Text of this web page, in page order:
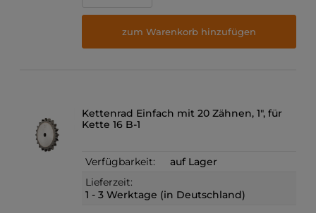
zum Warenkorb hinzufügen
Kettenrad Einfach mit 20 Zähnen, 1", für
Kette 16 B-1
Verfügbarkeit:
auf Lager
Lieferzeit:
1 - 3 Werktage (in Deutschland)